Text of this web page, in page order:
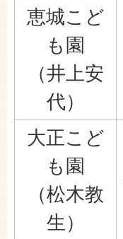
恵城こど
も園
（井上安
代）
大正こど
も園
（松木教
生）